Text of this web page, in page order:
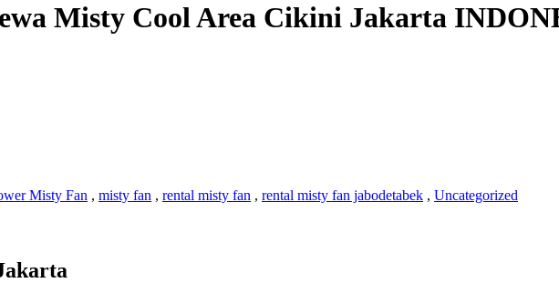
Misty Cool Area Cikini Jakarta
Misty Fan , misty fan , rental misty fan , rental misty fan jabodetabek , Uncategorized